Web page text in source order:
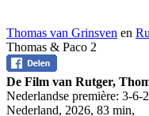
Thomas van Grinsven en
Thomas & Paco 2
De Film van Rutger,
Nederlandse première: 3-6-
Nederland, 2026, 83 min,